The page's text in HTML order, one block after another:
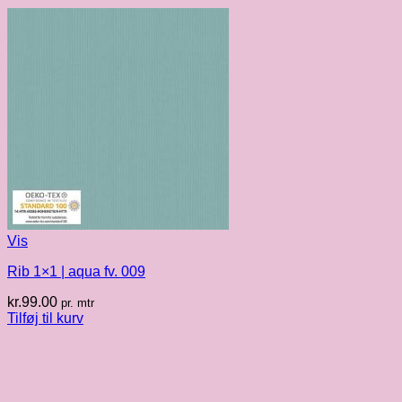
Vis
Rib 1×1 | aqua fv. 009
kr.99.00 pr. mtr
Tilføj til kurv